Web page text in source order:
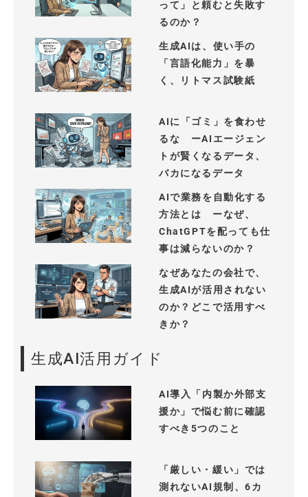
って」と頼むと失敗す
るのか？
生成AIは、使い手の
「言語化能力」を暴
く、リトマス試験紙
AIに「ゴミ」を食わせ
るな ーAIエージェン
トが賢くなるデータ、
バカになるデータ
AIで業務を自動化する
方法とは ーなぜ、
ChatGPTを配っても仕
事は減らないのか？
なぜあなたの会社で、
生成AIが活用されない
のか？どこで活用すべ
きか？
生成AI活用ガイド
AI導入「内製か外部支
援か」で悩む前に確認
すべき5つのこと
「厳しい・緩い」では
測れないAI規制、6カ